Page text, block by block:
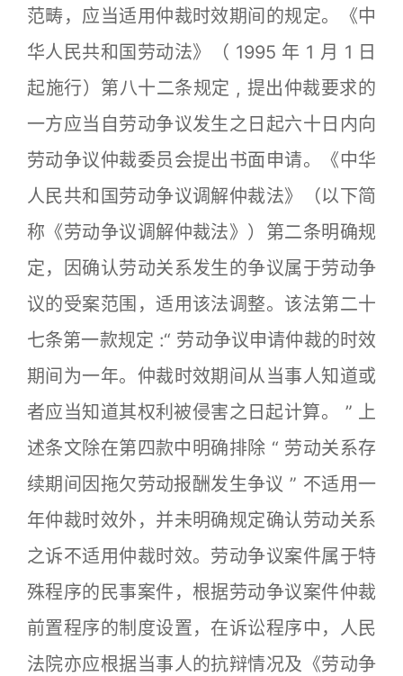
范畴，应当适用仲裁时效期间的规定。《中
华人民共和国劳动法》（ 1995 年 1 月 1 日
起施行）第八十二条规定 , 提出仲裁要求的
一方应当自劳动争议发生之日起六十日内向
劳动争议仲裁委员会提出书面申请。《中华
人民共和国劳动争议调解仲裁法》（以下简
称《劳动争议调解仲裁法》）第二条明确规
定，因确认劳动关系发生的争议属于劳动争
议的受案范围，适用该法调整。该法第二十
七条第一款规定 :“ 劳动争议申请仲裁的时效
期间为一年。仲裁时效期间从当事人知道或
者应当知道其权利被侵害之日起计算。 ” 上
述条文除在第四款中明确排除 “ 劳动关系存
续期间因拖欠劳动报酬发生争议 ” 不适用一
年仲裁时效外，并未明确规定确认劳动关系
之诉不适用仲裁时效。劳动争议案件属于特
殊程序的民事案件，根据劳动争议案件仲裁
前置程序的制度设置，在诉讼程序中，人民
法院亦应根据当事人的抗辩情况及《劳动争